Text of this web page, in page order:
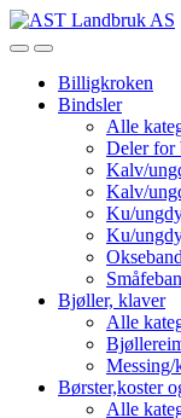
Skip
to
Skip
to
OpenClose
Billigkroken
Bindsler
Alle
Deler for
Kalv/
Kalv/
Ku/
Ku/
Okseband
Bjøller, klaver
Alle
Messing/
Børster,koster
Alle